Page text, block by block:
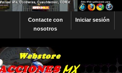
Iniciar sesión
Contacte con
nosotros